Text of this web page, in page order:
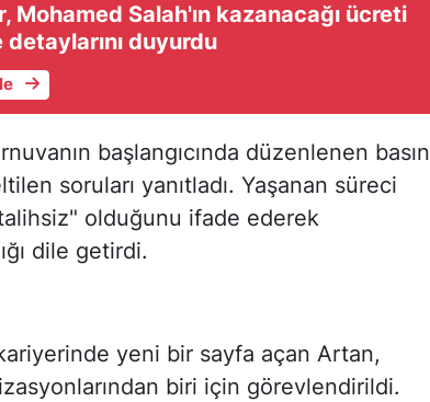
Mohamed Salah'ın kazanacağı ücreti
duyurdu
başlangıcında düzenlenen basın
soruları yanıtladı. Yaşanan süreci
olduğunu ifade ederek
dile getirdi.
kariyerinde yeni bir sayfa açan Artan,
biri için görevlendirildi.